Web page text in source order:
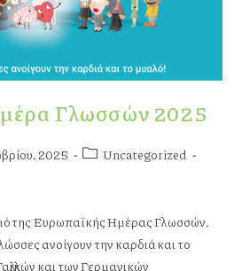
Γλωσσών 2025
2025
Uncategorized
της Ευρωπαϊκής Ημέρας Γλωσσών,
ανοίγουν την καρδιά και το
και των Γερμανικών